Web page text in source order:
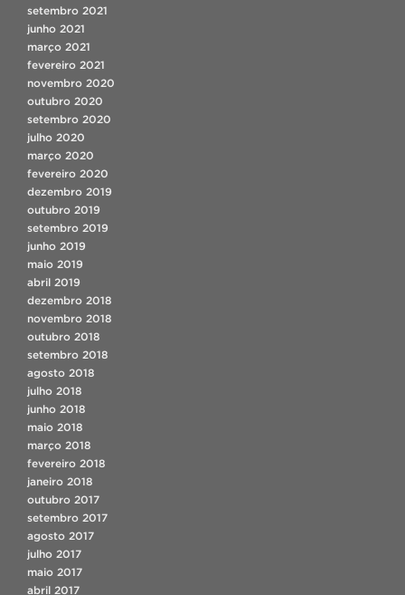
setembro 2021
junho 2021
março 2021
fevereiro 2021
novembro 2020
outubro 2020
setembro 2020
julho 2020
março 2020
fevereiro 2020
dezembro 2019
outubro 2019
setembro 2019
junho 2019
maio 2019
abril 2019
dezembro 2018
novembro 2018
outubro 2018
setembro 2018
agosto 2018
julho 2018
junho 2018
maio 2018
março 2018
fevereiro 2018
janeiro 2018
outubro 2017
setembro 2017
agosto 2017
julho 2017
maio 2017
abril 2017